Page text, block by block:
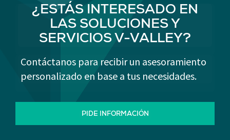
¿ESTÁS INTERESADO EN
LAS SOLUCIONES Y
SERVICIOS V-VALLEY?
Contáctanos para recibir un asesoramiento
personalizado en base a tus necesidades.
PIDE INFORMACIÓN